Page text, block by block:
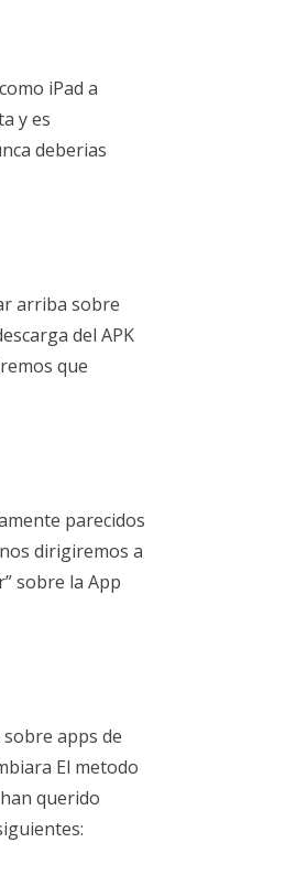
iPad a
y es
deberias
arriba sobre
del APK
que
parecidos
dirigiremos a
sobre la App
apps de
El metodo
querido